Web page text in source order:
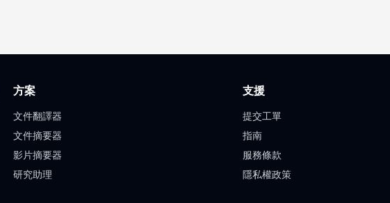
方案
文件翻譯器
文件摘要器
影片摘要器
研究助理
支援
提交工單
指南
服務條款
隱私權政策